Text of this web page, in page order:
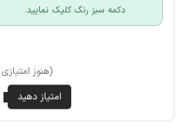
دکمه سبز رنگ کلیک نمایید.
(هنوز